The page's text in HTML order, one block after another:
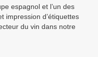
espagnol et l’un des
impression d’étiquettes
du vin dans notre